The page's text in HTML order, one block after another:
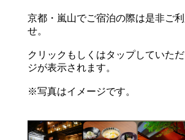
京都・嵐山でご宿泊の際は是非ご
せ。
クリックもしくはタップしていた
ジが表示されます。
※写真はイメージです。